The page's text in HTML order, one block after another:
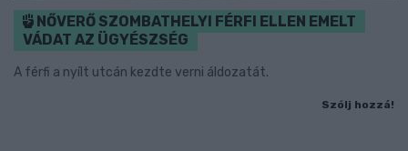
NŐVERŐ SZOMBATHELYI FÉRFI ELLEN EMELT
VÁDAT AZ ÜGYÉSZSÉG
A férfi a nyílt utcán kezdte verni áldozatát.
Szólj hozzá!